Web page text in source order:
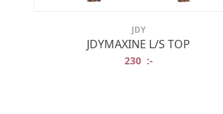
JDY
JDYMAXINE L/S TOP
230 :-